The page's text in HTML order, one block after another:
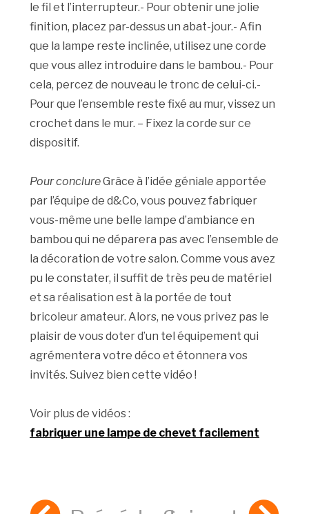
le fil et l’interrupteur.- Pour obtenir une jolie
finition, placez par-dessus un abat-jour.- Afin
que la lampe reste inclinée, utilisez une corde
que vous allez introduire dans le bambou.- Pour
cela, percez de nouveau le tronc de celui-ci.-
Pour que l’ensemble reste fixé au mur, vissez un
crochet dans le mur. – Fixez la corde sur ce
dispositif.
Pour conclureGrâce à l’idée géniale apportée
par l’équipe de d&Co, vous pouvez fabriquer
vous-même une belle lampe d’ambiance en
bambou qui ne déparera pas avec l’ensemble de
la décoration de votre salon. Comme vous avez
pu le constater, il suffit de très peu de matériel
et sa réalisation est à la portée de tout
bricoleur amateur. Alors, ne vous privez pas le
plaisir de vous doter d’un tel équipement qui
agrémentera votre déco et étonnera vos
invités. Suivez bien cette vidéo !
Voir plus de vidéos :
fabriquer une lampe de chevet facilement